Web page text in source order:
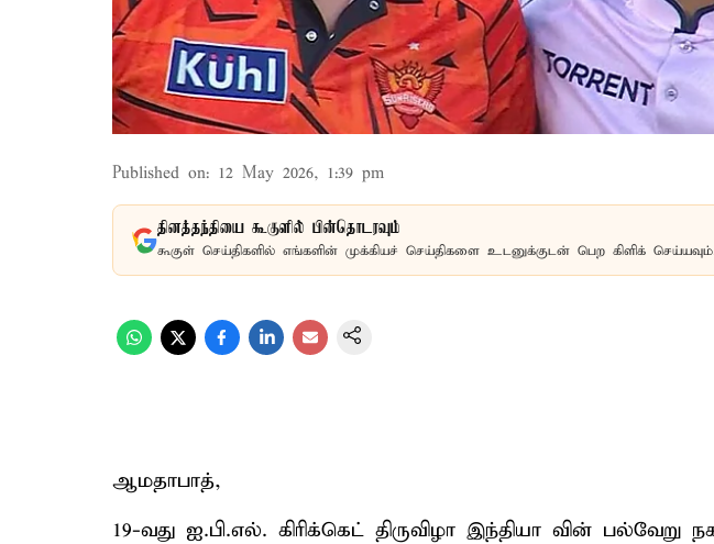
Published on: 12 May 2026, 1:39 pm
தினத்தந்தியை கூகுளில் பின்தொடரவும்
கூகுள் செய்திகளில் எங்களின் முக்கியச் செய்திகளை உடனுக்குடன் பெற கிளிக்
ஆமதாபாத்,
19-வது ஐ.பி.எல். கிரிக்கெட் திருவிழா இந்தியா வின் பல்வேறு